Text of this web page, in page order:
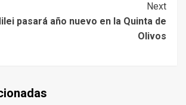
Next
pasará año nuevo en la Quinta de
Olivos